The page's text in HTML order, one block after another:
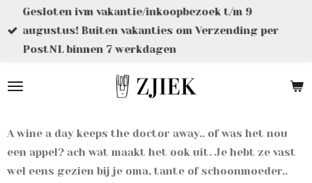
direct
naar
hoofdinhoud
Gesloten ivm vakantie/inkoopbezoek t/m 9
augustus! Buiten vakanties om Verzending per
PostNL binnen 7 werkdagen
A wine a day keeps the doctor away.. of was het nou
een appel? ach wat maakt het ook uit. Je hebt ze vast
wel eens gezien bij je oma, tante of schoonmoeder..